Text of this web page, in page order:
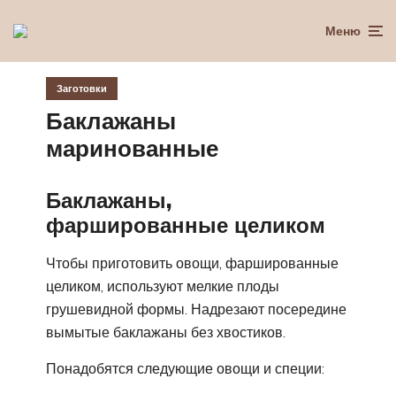
Меню
Заготовки
Баклажаны
маринованные
Баклажаны,
фаршированные целиком
Чтобы приготовить овощи, фаршированные
целиком, используют мелкие плоды
грушевидной формы. Надрезают посередине
вымытые баклажаны без хвостиков.
Понадобятся следующие овощи и специи: